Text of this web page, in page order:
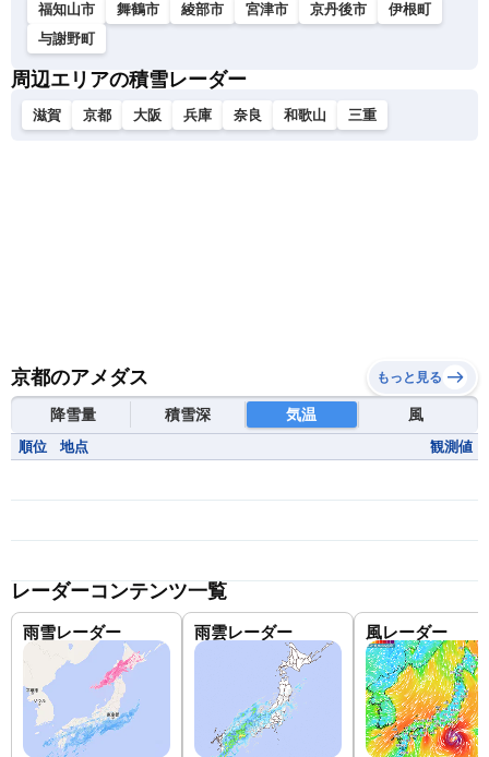
福知山市 舞鶴市 綾部市 宮津市 京丹後市
伊根町
与謝野町
周辺エリアの積雪レーダー
滋賀 京都 大阪 兵庫 奈良 和歌山 三重
京都のアメダス もっと見る
降雪量 積雪深 気温 風
順位 地点 観測値
レーダーコンテンツ一覧
雨雪レーダー 雨雲レーダー 風レーダー